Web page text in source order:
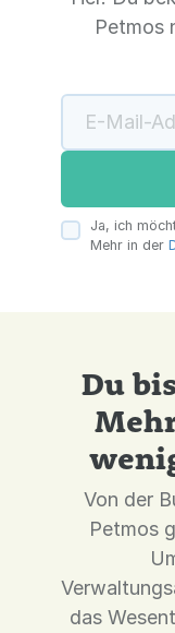
Petmos
Ja, ich
Mehr in der
Du
Von der
Petmos
das